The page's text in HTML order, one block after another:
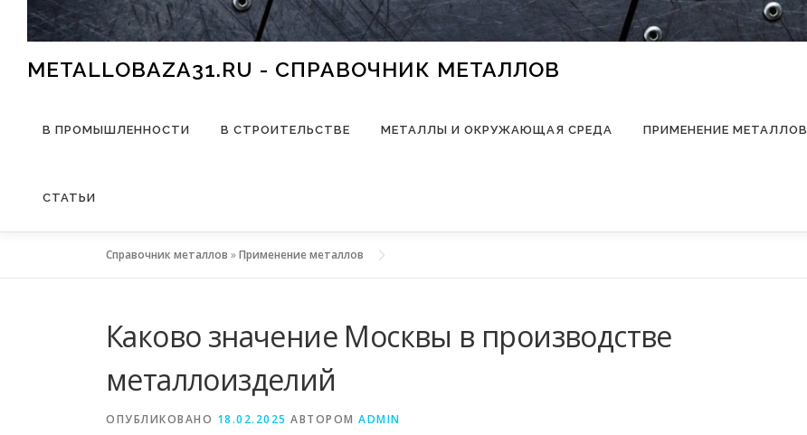
METALLOBAZA31.RU - СПРАВОЧНИК МЕТАЛЛОВ
В ПРОМЫШЛЕННОСТИ В СТРОИТЕЛЬСТВЕ МЕТАЛЛЫ И ОКРУЖАЮЩАЯ СРЕДА ПРИМЕНЕНИЕ МЕТАЛЛОВ
СТАТЬИ
Справочник металлов »Применение металлов
Каково значение Москвы в производстве
металлоизделий
ОПУБЛИКОВАНО 18.02.2025 АВТОРОМ ADMIN